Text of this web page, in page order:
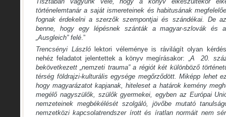
történelemtanár a saját ismereteinek és habitusának
fognak érdekelni a szerzők szempontjai és szándékai. De
benne, hogy egy lépésnek szánták a magyar-szlovák és a
„Ausgleich” felé .”
Trencsényi Lászlólektori véleménye is rávilágít olyan
nehéz feladatot jelentettek a könyv megírásakor: „ A 20.
bekövetkezett „nemzeti trauma” a régiót két különböző
térség földrajzi-kulturális egysége megőrződött. Miképp lehet
hogy magyarázatot kapjanak, hiteleset a határok kemény
megélő nagyszülők, szülők gyermekei, egyben az Európai
nemzeteinek megbékélését szolgáló, jövőbe mutató
nemzetközi kapcsolatrendszer írott és íratlan normáit nem